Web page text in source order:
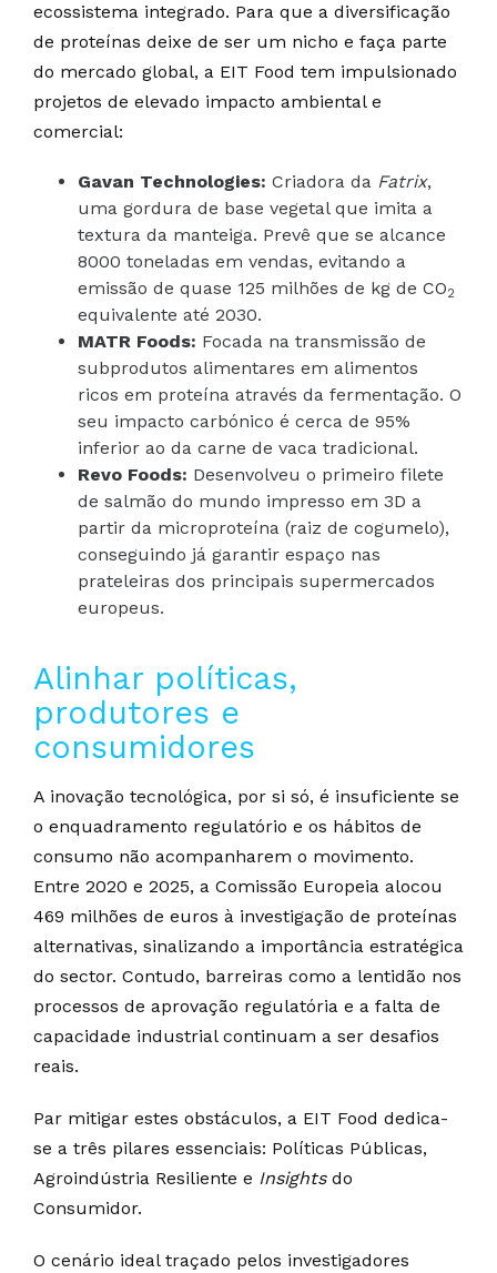
ecossistema integrado. Para que a diversificação
de proteínas deixe de ser um nicho e faça parte
do mercado global, a EIT Food tem impulsionado
projetos de elevado impacto ambiental e
comercial:
Gavan Technologies: Criadora da Fatrix,
uma gordura de base vegetal que imita a
textura da manteiga. Prevê que se alcance
8000 toneladas em vendas, evitando a
emissão de quase 125 milhões de kg de CO2
equivalente até 2030.
MATR Foods: Focada na transmissão de
subprodutos alimentares em alimentos
ricos em proteína através da fermentação. O
seu impacto carbónico é cerca de 95%
inferior ao da carne de vaca tradicional.
Revo Foods: Desenvolveu o primeiro filete
de salmão do mundo impresso em 3D a
partir da microproteína (raiz de cogumelo),
conseguindo já garantir espaço nas
prateleiras dos principais supermercados
europeus.
Alinhar políticas,
produtores e
consumidores
A inovação tecnológica, por si só, é insuficiente se
o enquadramento regulatório e os hábitos de
consumo não acompanharem o movimento.
Entre 2020 e 2025, a Comissão Europeia alocou
469 milhões de euros à investigação de proteínas
alternativas, sinalizando a importância estratégica
do sector. Contudo, barreiras como a lentidão nos
processos de aprovação regulatória e a falta de
capacidade industrial continuam a ser desafios
reais.
Par mitigar estes obstáculos, a EIT Food dedica-
se a três pilares essenciais: Políticas Públicas,
Agroindústria Resiliente e Insights do
Consumidor.
O cenário ideal traçado pelos investigadores